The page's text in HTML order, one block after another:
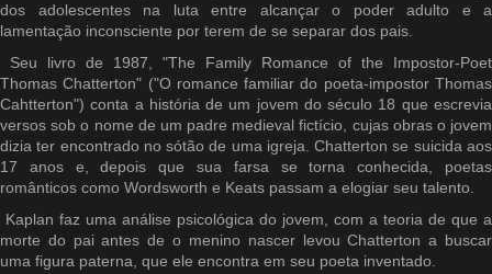
dos adolescentes na luta entre alcançar o poder adulto e a
lamentação inconsciente por terem de se separar dos pais.
Seu livro de 1987, "The Family Romance of the Impostor-Poet
Thomas Chatterton" ("O romance familiar do poeta-impostor Thomas
Cahtterton") conta a história de um jovem do século 18 que escrevia
versos sob o nome de um padre medieval fictício, cujas obras o jovem
dizia ter encontrado no sótão de uma igreja. Chatterton se suicida aos
17 anos e, depois que sua farsa se torna conhecida, poetas
românticos como Wordsworth e Keats passam a elogiar seu talento.
Kaplan faz uma análise psicológica do jovem, com a teoria de que a
morte do pai antes de o menino nascer levou Chatterton a buscar
uma figura paterna, que ele encontra em seu poeta inventado.